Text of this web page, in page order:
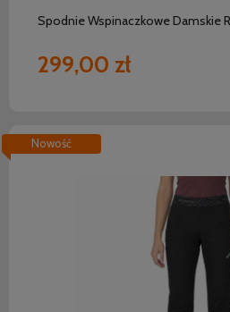
Spodnie Wspinaczkowe Damskie
299,00 zł
Nowość